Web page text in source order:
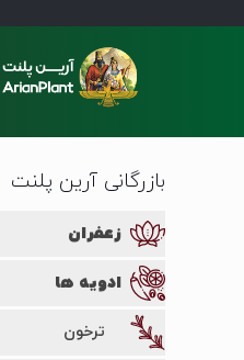
بازرگانی آرین پلنت
زعفران
ادویه ها
ترخون